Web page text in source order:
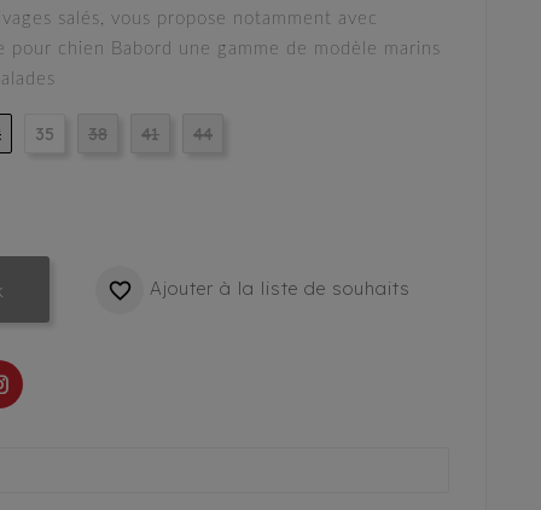
salés, vous propose notamment avec
pour chien Babord une gamme de modèle marins
35 38 41 44
 Ajouter à la liste de souhaits